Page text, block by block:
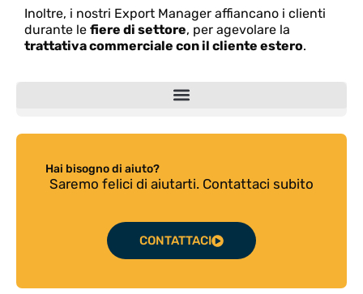
Inoltre, i nostri Export Manager affiancano i clienti
durante le fiere di settore, per agevolare la
trattativa commerciale con il cliente estero.
Hai bisogno di aiuto?
Saremo felici di aiutarti. Contattaci subito
CONTATTACI